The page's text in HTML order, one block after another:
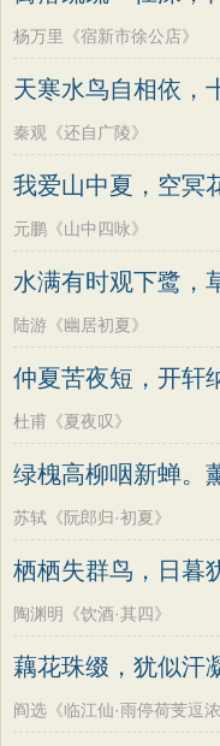
杨万里《宿新市徐公店》
天寒水鸟自相依，
秦观《还自广陵》
我爱山中夏，空冥
元鹏《山中四咏》
水满有时观下鹭，
陆游《幽居初夏》
仲夏苦夜短，开轩
杜甫《夏夜叹》
绿槐高柳咽新蝉。
苏轼《阮郎归·初夏》
栖栖失群鸟，日暮
陶渊明《饮酒·其四》
藕花珠缀，犹似汗
阎选《临江仙·雨停荷芰逗浓